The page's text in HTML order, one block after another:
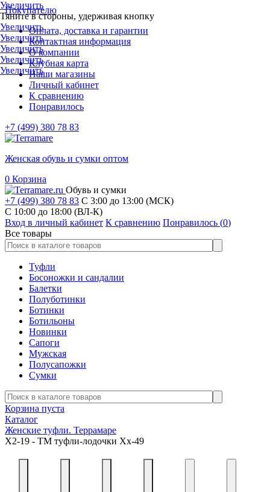
Покупателю
Оплата, доставка и гарантии
Контактная информация
О компании
Клубная карта
Наши магазины
Личный кабинет
К сравнению
Понравилось
+7 (499) 380 78 83
Женская обувь и сумки оптом
0 Корзина
Обувь и сумки
+7 (499) 380 78 83 С 3:00 до 13:00 (МСК)
C 10:00 до 18:00 (ВЛ-К)
Вход в личный кабинет К сравнению Понравилось (0)
Все товары
Туфли
Босоножки и сандалии
Балетки
Полуботинки
Ботинки
Ботильоны
Новинки
Сапоги
Мужская
Полусапожки
Сумки
Корзина пуста
Каталог
Женские туфли. Террамаре
Х2-19 - ТМ туфли-лодочки Хх-49
Увеличить
Тяните в стороны, удерживая кнопку
Увеличить
Увеличить
Увеличить
Увеличить
Увеличить